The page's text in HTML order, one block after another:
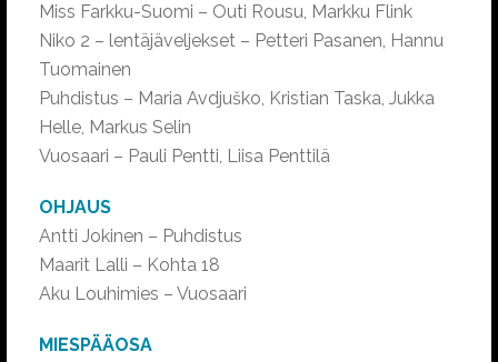
Miss Farkku-Suomi – Outi Rousu, Markku Flink
Niko 2 – lentäjäveljekset – Petteri Pasanen, Hannu
Tuomainen
Puhdistus – Maria Avdjuško, Kristian Taska, Jukka
Helle, Markus Selin
Vuosaari – Pauli Pentti, Liisa Penttilä
OHJAUS
Antti Jokinen – Puhdistus
Maarit Lalli – Kohta 18
Aku Louhimies – Vuosaari
MIESPÄÄOSA